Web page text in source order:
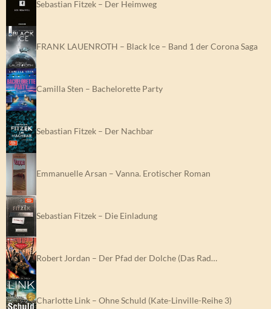
Sebastian Fitzek – Der Heimweg
FRANK LAUENROTH – Black Ice – Band 1 der Corona Saga
Camilla Sten – Bachelorette Party
Sebastian Fitzek – Der Nachbar
Emmanuelle Arsan – Vanna. Erotischer Roman
Sebastian Fitzek – Die Einladung
Robert Jordan – Der Pfad der Dolche (Das Rad…
Charlotte Link – Ohne Schuld (Kate-Linville-Reihe 3)